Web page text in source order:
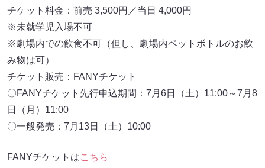
チケット料金：前売 3,500円／当日 4,000円
※未就学児入場不可
※劇場内での飲食不可（但し、劇場内ペットボトルのお飲
み物は可）
チケット販売：FANYチケット
〇FANYチケット先行申込期間：7月6日（土）11:00～7月8
日（月）11:00
〇一般発売：7月13日（土）10:00
FANYチケットはこちら